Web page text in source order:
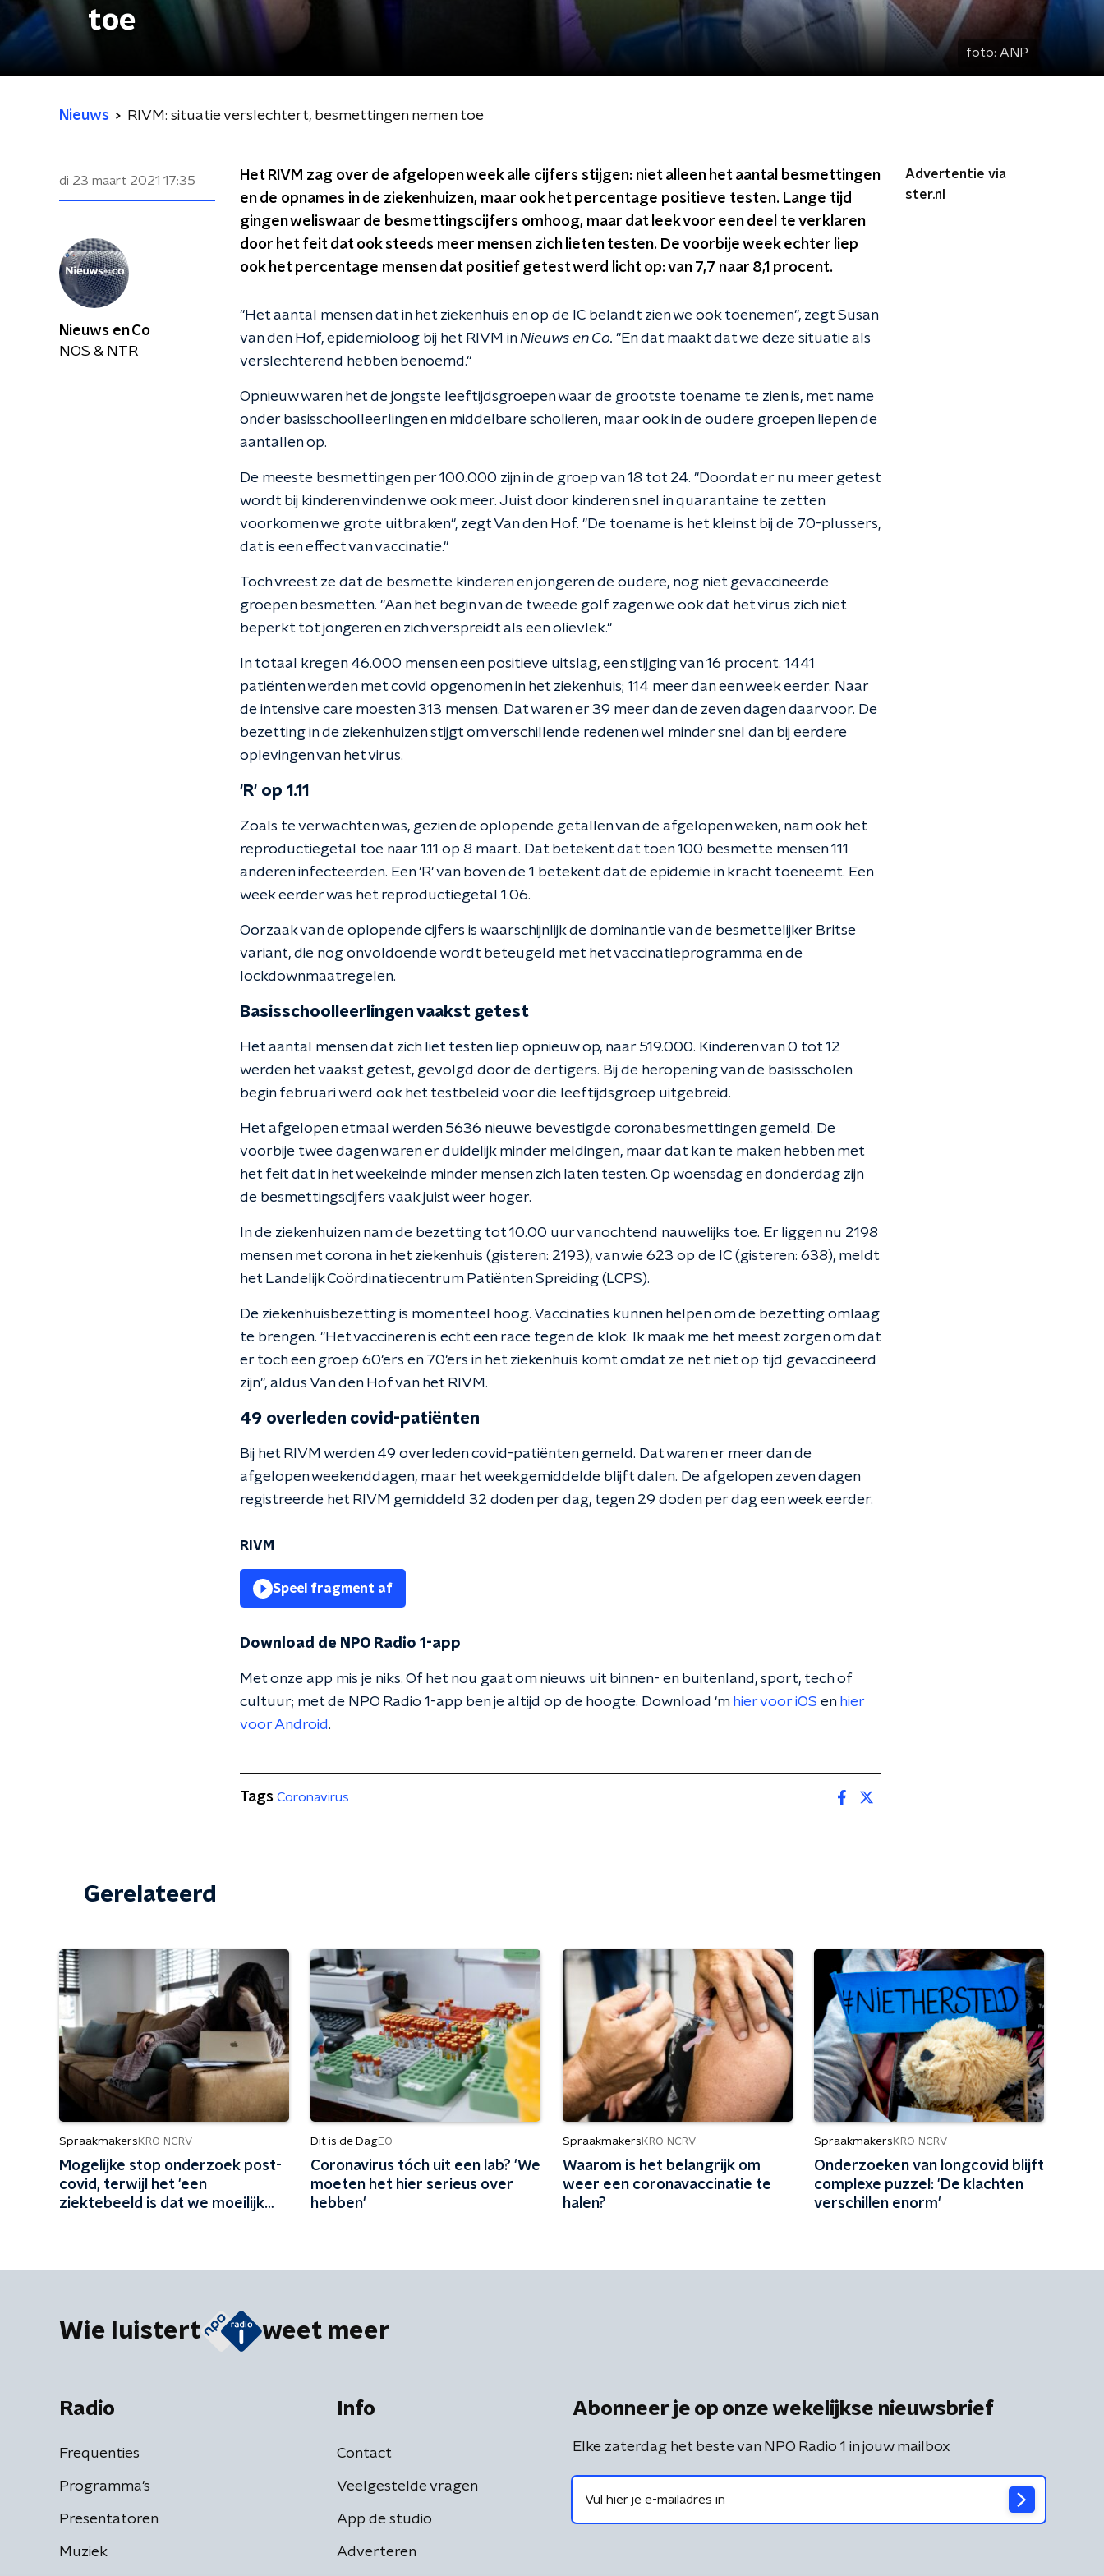
toe
foto: ANP
Nieuws RIVM: situatie verslechtert, besmettingen nemen toe
di 23 maart 2021 17:35
Het RIVM zag over de afgelopen week alle cijfers stijgen: niet alleen het aantal besmettingen
en de opnames in de ziekenhuizen, maar ook het percentage positieve testen. Lange tijd
gingen weliswaar de besmettingscijfers omhoog, maar dat leek voor een deel te verklaren
door het feit dat ook steeds meer mensen zich lieten testen. De voorbije week echter liep
ook het percentage mensen dat positief getest werd licht op: van 7,7 naar 8,1 procent.
"Het aantal mensen dat in het ziekenhuis en op de IC belandt zien we ook toenemen", zegt Susan
van den Hof, epidemioloog bij het RIVM inNieuws en Co. "En dat maakt dat we deze situatie als
verslechterend hebben benoemd."
Opnieuw waren het de jongste leeftijdsgroepen waar de grootste toename te zien is, met name
onder basisschoolleerlingen en middelbare scholieren, maar ook in de oudere groepen liepen de
aantallen op.
De meeste besmettingen per 100.000 zijn in de groep van 18 tot 24. "Doordat er nu meer getest
wordt bij kinderen vinden we ook meer. Juist door kinderen snel in quarantaine te zetten
voorkomen we grote uitbraken", zegt Van den Hof. "De toename is het kleinst bij de 70-plussers,
dat is een effect van vaccinatie."
Toch vreest ze dat de besmette kinderen en jongeren de oudere, nog niet gevaccineerde
groepen besmetten. "Aan het begin van de tweede golf zagen we ook dat het virus zich niet
beperkt tot jongeren en zich verspreidt als een olievlek."
In totaal kregen 46.000 mensen een positieve uitslag, een stijging van 16 procent. 1441
patiënten werden met covid opgenomen in het ziekenhuis; 114 meer dan een week eerder. Naar
de intensive care moesten 313 mensen. Dat waren er 39 meer dan de zeven dagen daarvoor. De
bezetting in de ziekenhuizen stijgt om verschillende redenen wel minder snel dan bij eerdere
oplevingen van het virus.
'R' op 1.11
Zoals te verwachten was, gezien de oplopende getallen van de afgelopen weken, nam ook het
reproductiegetal toe naar 1.11 op 8 maart. Dat betekent dat toen 100 besmette mensen 111
anderen infecteerden. Een 'R' van boven de 1 betekent dat de epidemie in kracht toeneemt. Een
week eerder was het reproductiegetal 1.06.
Oorzaak van de oplopende cijfers is waarschijnlijk de dominantie van de besmettelijker Britse
variant, die nog onvoldoende wordt beteugeld met het vaccinatieprogramma en de
lockdownmaatregelen.
Basisschoolleerlingen vaakst getest
Het aantal mensen dat zich liet testen liep opnieuw op, naar 519.000. Kinderen van 0 tot 12
werden het vaakst getest, gevolgd door de dertigers. Bij de heropening van de basisscholen
begin februari werd ook het testbeleid voor die leeftijdsgroep uitgebreid.
Het afgelopen etmaal werden 5636 nieuwe bevestigde coronabesmettingen gemeld. De
voorbije twee dagen waren er duidelijk minder meldingen, maar dat kan te maken hebben met
het feit dat in het weekeinde minder mensen zich laten testen. Op woensdag en donderdag zijn
de besmettingscijfers vaak juist weer hoger.
In de ziekenhuizen nam de bezetting tot 10.00 uur vanochtend nauwelijks toe. Er liggen nu 2198
mensen met corona in het ziekenhuis (gisteren: 2193), van wie 623 op de IC (gisteren: 638), meldt
het Landelijk Coördinatiecentrum Patiënten Spreiding (LCPS).
De ziekenhuisbezetting is momenteel hoog. Vaccinaties kunnen helpen om de bezetting omlaag
te brengen. "Het vaccineren is echt een race tegen de klok. Ik maak me het meest zorgen om dat
er toch een groep 60'ers en 70'ers in het ziekenhuis komt omdat ze net niet op tijd gevaccineerd
zijn", aldus Van den Hof van het RIVM.
49 overleden covid-patiënten
Bij het RIVM werden 49 overleden covid-patiënten gemeld. Dat waren er meer dan de
afgelopen weekenddagen, maar het weekgemiddelde blijft dalen. De afgelopen zeven dagen
registreerde het RIVM gemiddeld 32 doden per dag, tegen 29 doden per dag een week eerder.
RIVM
Speel fragment af
Download de NPO Radio 1-app
Met onze app mis je niks. Of het nou gaat om nieuws uit binnen- en buitenland, sport, tech of
cultuur; met de NPO Radio 1-app ben je altijd op de hoogte. Download 'm hier voor iOS en hier
voor Android.
Advertentie via
ster.nl
Nieuws en Co
NOS & NTR
Tags Coronavirus
Gerelateerd
Spraakmakers KRO-NCRV
Mogelijke stop onderzoek post-
covid, terwijl het 'een
ziektebeeld is dat we moeilijk
Dit is de DagEO
Coronavirus tóch uit een lab? 'We
moeten het hier serieus over
hebben'
Spraakmakers KRO-NCRV
Waarom is het belangrijk om
weer een coronavaccinatie te
halen?
Spraakmakers KRO-NCRV
Onderzoeken van longcovid blijft
complexe puzzel: 'De klachten
verschillen enorm'
Wie luistert weet meer
Radio
Frequenties
Programma's
Presentatoren
Muziek
Info
Contact
Veelgestelde vragen
App de studio
Adverteren
Abonneer je op onze wekelijkse nieuwsbrief
Elke zaterdag het beste van NPO Radio 1 in jouw mailbox